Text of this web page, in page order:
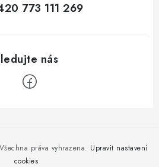
773 111 269
práva vyhrazena. Upravit nastavení
cookies